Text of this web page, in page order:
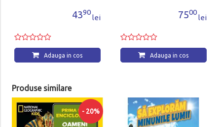
4390
lei
Adauga in cos
7500
lei
Adauga in cos
Produse similare
- 20%